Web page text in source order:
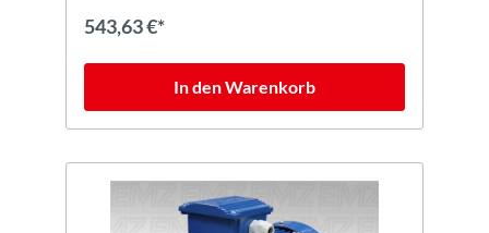
543,63 €*
In den Warenkorb